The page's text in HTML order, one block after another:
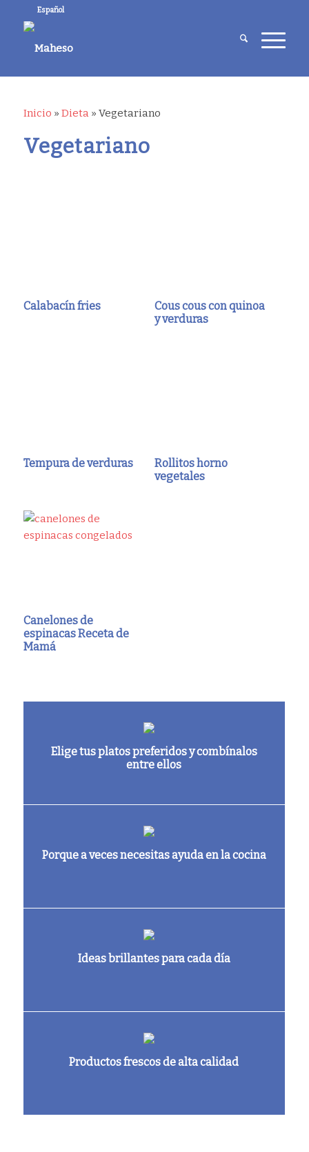
Español
Inicio » Dieta» Vegetariano
Vegetariano
Calabacín fries
Cous cous con quinoa
y verduras
Tempura de verduras
Rollitos horno
vegetales
Canelones de
espinacas Receta de
Mamá
Elige tus platos preferidos y combínalos
entre ellos
Porque a veces necesitas ayuda en la cocina
Ideas brillantes para cada día
Productos frescos de alta calidad